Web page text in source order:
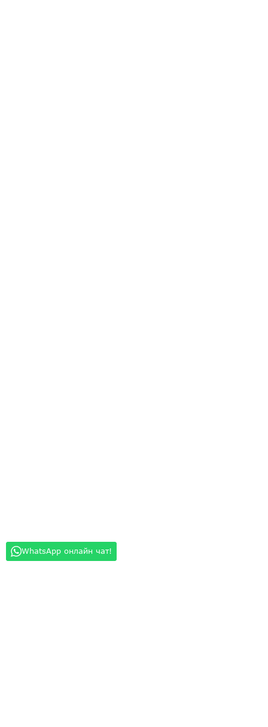
WhatsApp онлайн чат!